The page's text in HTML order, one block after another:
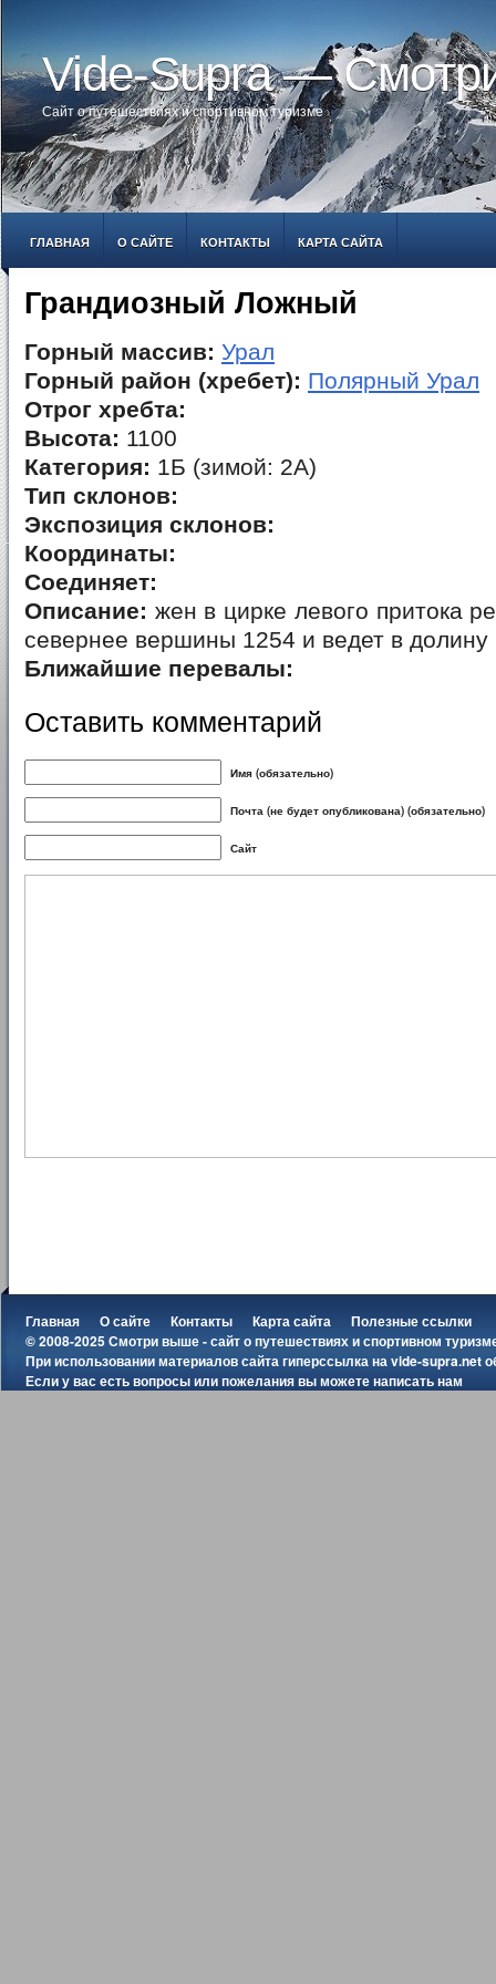
Vide-Supra —
Сайт о путешествиях и спортивном туризме
ГЛАВНАЯ О САЙТЕ КОНТАКТЫ КАРТА САЙТА
Грандиозный Ложный
Горный массив: Урал
Горный район (хребет): Полярный Урал
Отрог хребта:
Высота: 1100
Категория: 1Б (зимой: 2А)
Тип склонов:
Экспозиция склонов:
Координаты:
Соединяет:
Описание: жен в цирке левого притока
севернее вершины 1254 и ведет в долину
Ближайшие перевалы:
Оставить комментарий
Имя (обязательно)
Почта (не будет опубликована) (обязательно)
Сайт
Главная О сайте Контакты Карта сайта
Полезные ссылки
© 2008-2025 Смотри выше - сайт о путешествиях и спортивном
При использовании материалов сайта гиперссылка наvide-supra.net
Если у вас есть вопросы или пожелания вы можетенаписать нам